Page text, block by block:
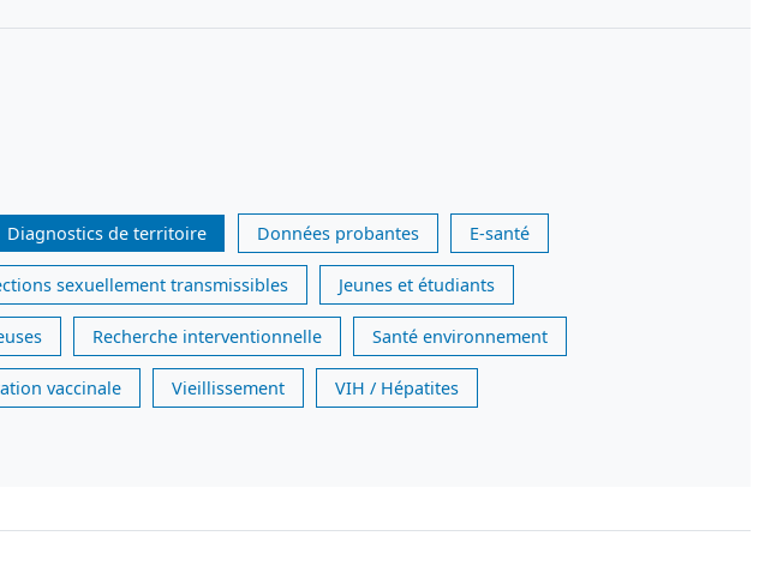
Diagnostics de territoire Données probantes E-santé
sexuellement transmissibles Jeunes et étudiants
Recherche interventionnelle Santé environnement
vaccinale Vieillissement VIH / Hépatites